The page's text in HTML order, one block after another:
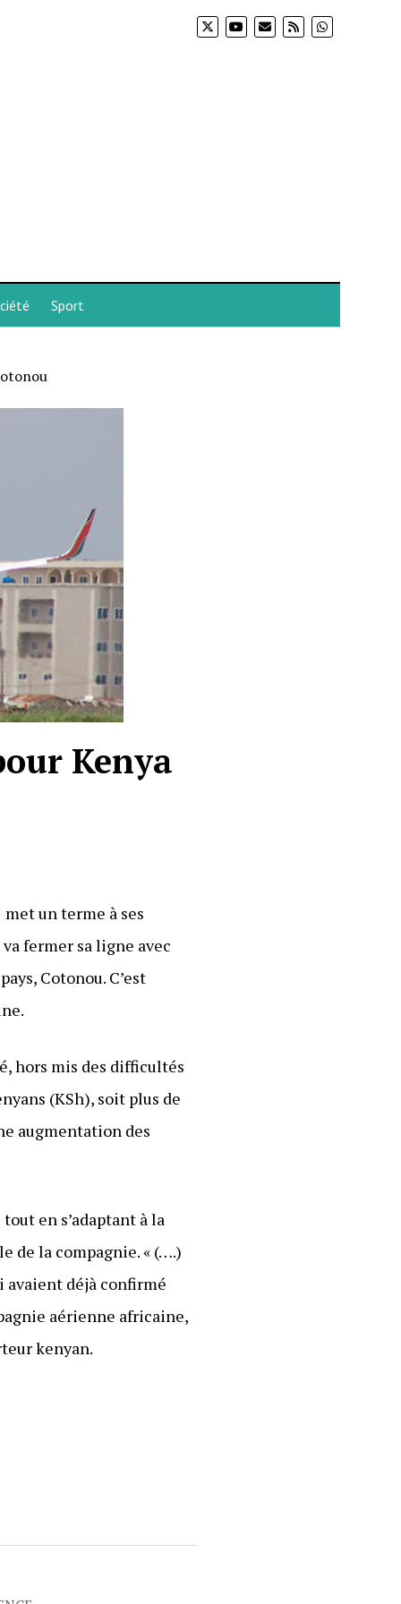
Sport
Kenya
un terme à ses
fermer sa ligne avec
Cotonou. C’est
hors mis des difficultés
(KSh), soit plus de
augmentation des
en s’adaptant à la
de la compagnie. « (….)
avaient déjà confirmé
aérienne africaine,
kenyan.